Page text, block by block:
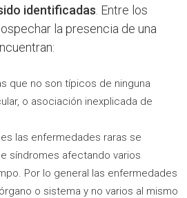
identificadas . Entre los
la presencia de una
que no son típicos de ninguna
o asociación inexplicada de
las enfermedades raras se
síndromes afectando varios
Por lo general las enfermedades
o sistema y no varios al mismo